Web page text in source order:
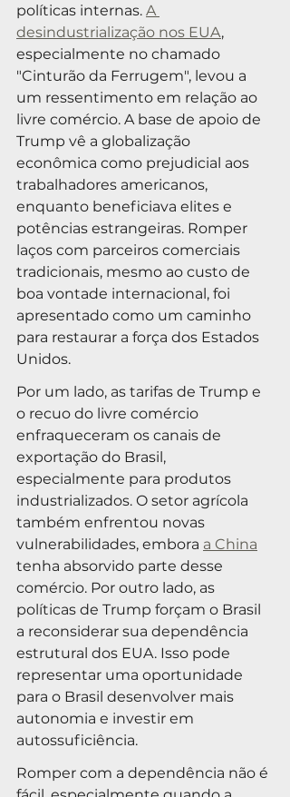
políticas internas. A
desindustrialização nos EUA,
especialmente no chamado
"Cinturão da Ferrugem", levou a
um ressentimento em relação ao
livre comércio. A base de apoio de
Trump vê a globalização
econômica como prejudicial aos
trabalhadores americanos,
enquanto beneficiava elites e
potências estrangeiras. Romper
laços com parceiros comerciais
tradicionais, mesmo ao custo de
boa vontade internacional, foi
apresentado como um caminho
para restaurar a força dos Estados
Unidos.
Por um lado, as tarifas de Trump e
o recuo do livre comércio
enfraqueceram os canais de
exportação do Brasil,
especialmente para produtos
industrializados. O setor agrícola
também enfrentou novas
vulnerabilidades, embora a China
tenha absorvido parte desse
comércio. Por outro lado, as
políticas de Trump forçam o Brasil
a reconsiderar sua dependência
estrutural dos EUA. Isso pode
representar uma oportunidade
para o Brasil desenvolver mais
autonomia e investir em
autossuficiência.
Romper com a dependência não é